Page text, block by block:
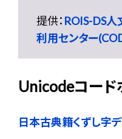
提供： ROIS-DS人
利用センター
Unicodeコード
日本古典籍くずし字